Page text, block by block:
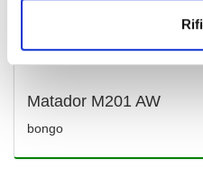
Matador M201 AW
bongo